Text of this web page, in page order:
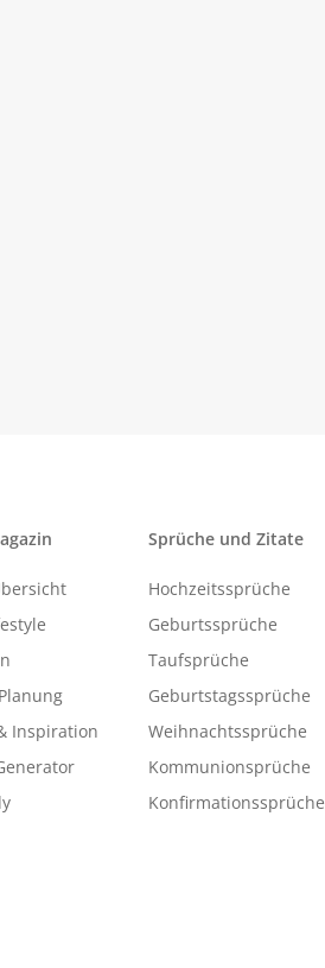
Inspiration
Sprüche und Zitate
Hochzeitssprüche
Geburtssprüche
Taufsprüche
Geburtstagssprüche
Weihnachtssprüche
Kommunionsprüche
Konfirmationssprüche